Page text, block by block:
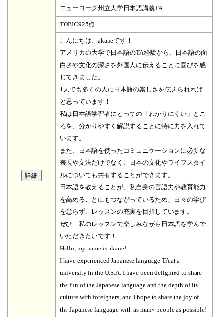
ニューヨーク州立大学日本語講義TA
TOEIC925点
こんにちは、akaneです！
アメリカの大学で日本語のTA経験から、日本語の面
白さや文化の深さを外国人に伝えることに喜びを感
じてきました。
1人でも多くの人に日本語の楽しさを伝えられれば
と思っています！
私は日本語学習者にとっての「わかりにくい」とこ
ろを、分かりやすく解説することに特に力を入れて
います。
また、日本語を使ったコミュニケーションに必要な
表現や文法だけでなく、日本の文化やライフスタイ
ルについても共有することができます。
日本語を教えることが、私自身の言語力や教育能力
を高めることにもつながっているため、日々の学び
を怠らず、レッスンの充実を目指しています。
ぜひ、私のレッスンで楽しみながら日本語を学んで
いただきたいです！
Hello, my name is akane!
I have experienced Japanese language TA at a
university in the U.S.A. I have been delighted to share
the fun of the Japanese language and the depth of its
culture with foreigners, and I hope to share the joy of
the Japanese language with as many people as possible!